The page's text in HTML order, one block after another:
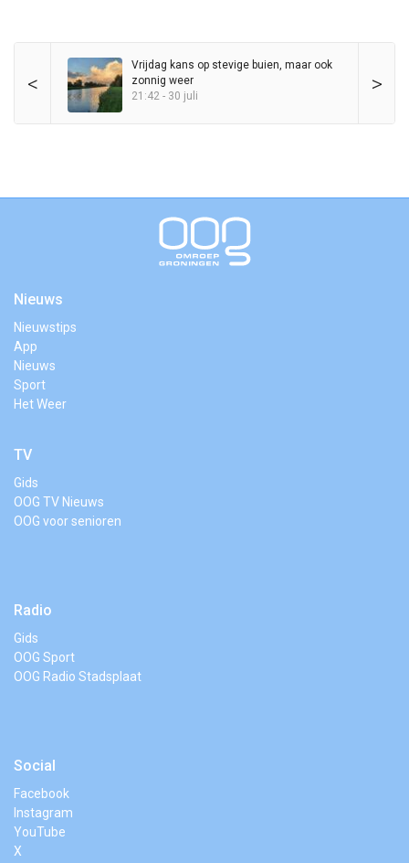
< >
Vrijdag kans op stevige buien, maar ook
zonnig weer
21:42 - 30 juli
Nieuws
Nieuwstips
App
Nieuws
Sport
Het Weer
TV
Gids
OOG TV Nieuws
OOG voor senioren
Radio
Gids
OOG Sport
OOG Radio Stadsplaat
Social
Facebook
Instagram
YouTube
X